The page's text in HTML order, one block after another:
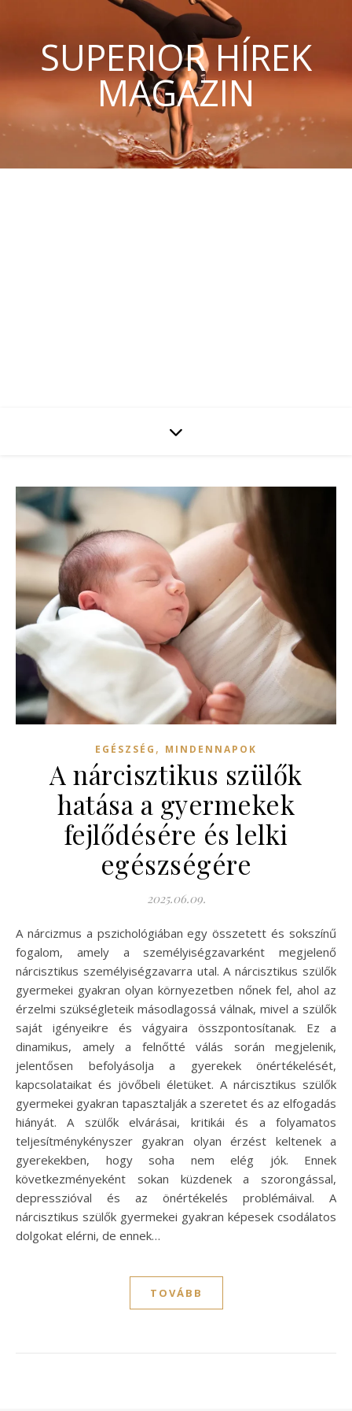
SUPERIOR HÍREK
MAGAZIN
EGÉSZSÉG , MINDENNAPOK
A nárcisztikus szülők
hatása a gyermekek
fejlődésére és lelki
egészségére
2025.06.09.
A nárcizmus a pszichológiában egy összetett és sokszínű
fogalom, amely a személyiségzavarként megjelenő
nárcisztikus személyiségzavarra utal. A nárcisztikus szülők
gyermekei gyakran olyan környezetben nőnek fel, ahol az
érzelmi szükségleteik másodlagossá válnak, mivel a szülők
saját igényeikre és vágyaira összpontosítanak. Ez a
dinamikus, amely a felnőtté válás során megjelenik,
jelentősen befolyásolja a gyerekek önértékelését,
kapcsolataikat és jövőbeli életüket. A nárcisztikus szülők
gyermekei gyakran tapasztalják a szeretet és az elfogadás
hiányát. A szülők elvárásai, kritikái és a folyamatos
teljesítménykényszer gyakran olyan érzést keltenek a
gyerekekben, hogy soha nem elég jók. Ennek
következményeként sokan küzdenek a szorongással,
depresszióval és az önértékelés problémáival. A
nárcisztikus szülők gyermekei gyakran képesek csodálatos
dolgokat elérni, de ennek…
TOVÁBB